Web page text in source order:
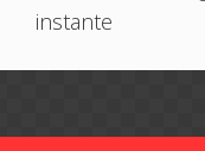
instante